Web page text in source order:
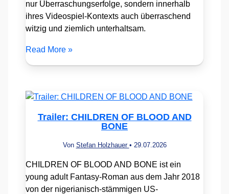
nur Überraschungserfolge, sondern innerhalb
ihres Videospiel-Kontexts auch überraschend
witzig und ziemlich unterhaltsam.
Read More »
Trailer: CHILDREN OF BLOOD AND
BONE
Von Stefan Holzhauer • 29.07.2026
CHILDREN OF BLOOD AND BONE ist ein
young adult Fantasy-Roman aus dem Jahr 2018
von der nigerianisch-stämmigen US-